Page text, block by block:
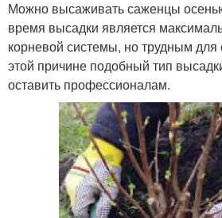
Можно высаживать саженцы
время высадки является
корневой системы, но трудным
этой причине подобный тип
оставить профессионалам.